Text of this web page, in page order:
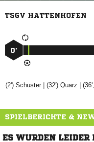
TSGV HATTENHOFEN
0’
(2') | (32')  |
SPIELBERICHTE &
ES WURDEN LEIDER